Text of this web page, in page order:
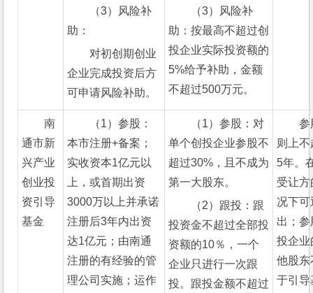
（3）风险补
助：
对初创期创业
企业完成投资后方
可申请风险补助。
（3）风险补
助：按最高不超过创
投企业实际投资额的
5%给予补助，金额
不超过500万元。
南
通市新
兴产业
创业投
资引导
基金
（1）参股：
本市注册+备案；
实收资本1亿元以
上，或首期出资
3000万以上并承诺
注册后3年内出资
达1亿元；由南通
注册的有经验的管
理公司实施；运作
（1）参股：对
单个创投企业参股不
超过30%，且不成为
第一大股东。
（2）跟投：跟
投资金不超过全部投
资额的10％，一个
企业只进行一次跟
投。跟投金额不超过
参
则上
5年。
受让方
况下可
出；参
投企业
他股东
于引导